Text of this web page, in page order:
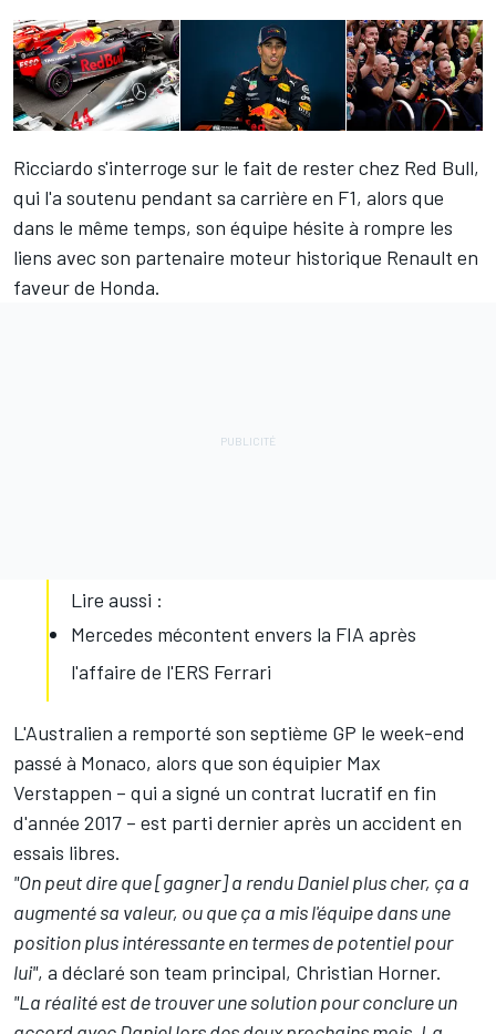
Ricciardo s'interroge sur le fait de rester chez Red Bull,
qui l'a soutenu pendant sa carrière en F1, alors que
dans le même temps, son équipe hésite à rompre les
liens avec son partenaire moteur historique Renault en
faveur de Honda.
Lire aussi :
Mercedes mécontent envers la FIA après
l'affaire de l'ERS Ferrari
L'Australien a remporté son septième GP le week-end
passé à Monaco, alors que son équipier Max
Verstappen – qui a signé un contrat lucratif en fin
d'année 2017 – est parti dernier après un accident en
essais libres.
"On peut dire que [gagner] a rendu Daniel plus cher, ça a
augmenté sa valeur, ou que ça a mis l'équipe dans une
position plus intéressante en termes de potentiel pour
lui", a déclaré son team principal, Christian Horner.
"La réalité est de trouver une solution pour conclure un